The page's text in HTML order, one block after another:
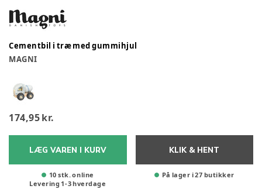
Cementbil i træ med gummihjul
MAGNI
174,95 kr.
LÆG VAREN I KURV
10 stk. online
Levering 1-3hverdage
KLIK & HENT
På lager i 27 butikker